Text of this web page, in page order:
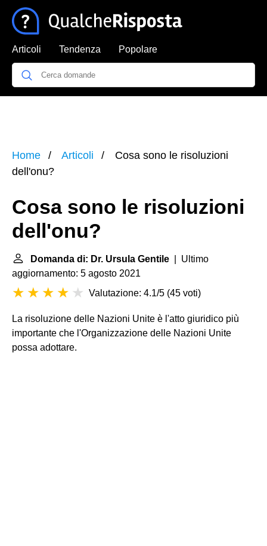
Articoli Tendenza Popolare
Home Articoli
Cosa sono le risoluzioni
dell'onu?
Cosa sono le risoluzioni
dell'onu?
Domanda di: Dr. Ursula Gentile | Ultimo
aggiornamento: 5 agosto 2021
Valutazione: 4.1/5 (45 voti)
La risoluzione delle Nazioni Unite è l'atto giuridico più
importante che l'Organizzazione delle Nazioni Unite
possa adottare.